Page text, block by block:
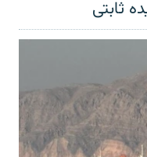
ثابتی